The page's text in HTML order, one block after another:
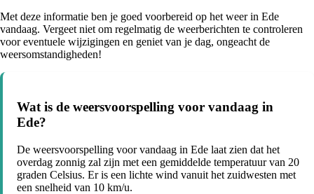
Met deze informatie ben je goed voorbereid op het weer in Ede
vandaag. Vergeet niet om regelmatig de weerberichten te controleren
voor eventuele wijzigingen en geniet van je dag, ongeacht de
weersomstandigheden!
Wat is de weersvoorspelling voor vandaag in
Ede?
De weersvoorspelling voor vandaag in Ede laat zien dat het
overdag zonnig zal zijn met een gemiddelde temperatuur van 20
graden Celsius. Er is een lichte wind vanuit het zuidwesten met
een snelheid van 10 km/u.